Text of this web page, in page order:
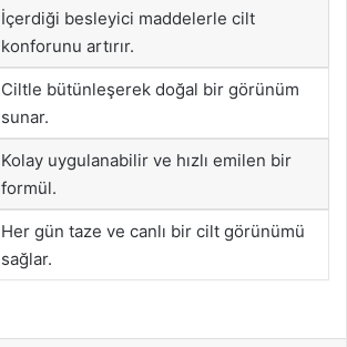
İçerdiği besleyici maddelerle cilt
konforunu artırır.
Ciltle bütünleşerek doğal bir görünüm
sunar.
Kolay uygulanabilir ve hızlı emilen bir
formül.
Her gün taze ve canlı bir cilt görünümü
sağlar.